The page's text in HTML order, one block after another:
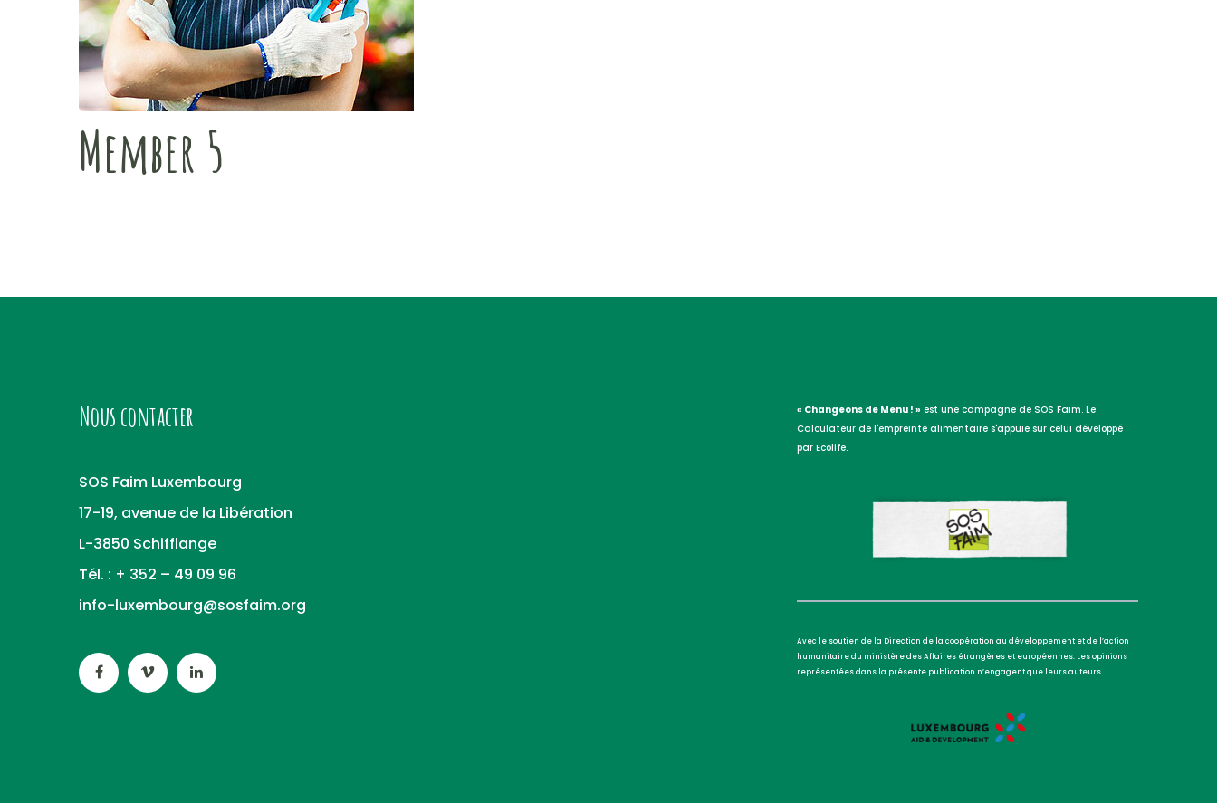
Member 5
Nous contacter
SOS Faim Luxembourg
17-19, avenue de la Libération
L-3850 Schifflange
Tél. : + 352 – 49 09 96
info-luxembourg@sosfaim.org
« Changeons de Menu ! » est une campagne de SOS Faim. Le
Calculateur de l'empreinte alimentaire s'appuie sur celui développé
par Ecolife.
Avec le soutien de la Direction de la coopération au développement et de l’action
humanitaire du ministère des Affaires étrangères et européennes. Les opinions
représentées dans la présente publication n’engagent que leurs auteurs.